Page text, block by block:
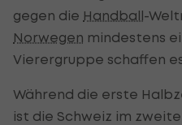
gegen die Handball-
Norwegen mindestens
Vierergruppe schaffen
Während die erste
ist die Schweiz im